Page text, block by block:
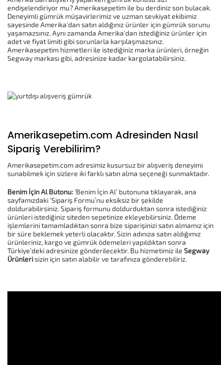
endişelendiriyor mu? Amerikasepetim ile bu derdiniz son bulacak.
Deneyimli gümrük müşavirlerimiz ve uzman sevkiyat ekibimiz
sayesinde Amerika'dan satın aldığınız ürünler için gümrük sorunu
yaşamazsınız. Aynı zamanda Amerika'dan istediğiniz ürünler için
adet ve fiyat limiti gibi sorunlarla karşılaşmazsınız.
Amerikasepetim hizmetleri ile istediğiniz marka ürünleri, örneğin
Segway markası gibi, adresinize kadar kargolatabilirsiniz.
Amerikasepetim.com Adresinden Nasıl
Sipariş Verebilirim?
Amerikasepetim.com adresimiz kusursuz bir alışveriş deneyimi
sunabilmek için sizlere iki farklı satın alma seçeneği sunmaktadır.
Benim İçin Al Butonu: ‘Benim İçin Al’ butonuna tıklayarak, ana
sayfamızdaki ‘Sipariş Formu’nu eksiksiz bir şekilde
doldurabilirsiniz. Sipariş formunu doldurduktan sonra istediğiniz
ürünleri istediğiniz siteden sepetinize ekleyebilirsiniz. Ödeme
işlemlerini tamamladıktan sonra bize siparişinizi satın almamız için
bir süre beklemek yeterli olacaktır. Sizin adınıza satın aldığımız
ürünleriniz, kargo ve gümrük ödemeleri yapıldıktan sonra
Türkiye‘deki adresinize gönderilecektir. Bu hizmetimiz ile Segway
Ürünlerisizin için satın alabilir ve tarafınıza gönderebiliriz.